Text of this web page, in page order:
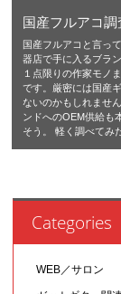
国産フルアコ調
国産フルアコと言っ
器店で手に入るブラ
１点限りの作家モノ
です。厳密には国産
ないのかもしれませ
ンドへのOEM供給も
そう。 軽く調べてみ
Categories
WEB／サロン